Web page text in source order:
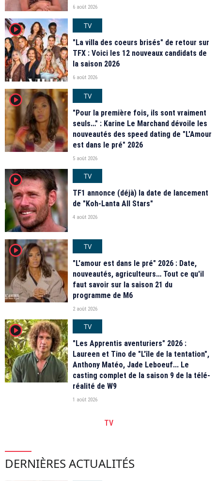
6 août 2026
player2
TV
"La villa des coeurs brisés" de retour sur
TFX : Voici les 12 nouveaux candidats de
la saison 2026
6 août 2026
player2
TV
"Pour la première fois, ils sont vraiment
seuls…" : Karine Le Marchand dévoile les
nouveautés des speed dating de "L'Amour
est dans le pré" 2026
5 août 2026
player2
TV
TF1 annonce (déjà) la date de lancement
de "Koh-Lanta All Stars"
4 août 2026
player2
TV
"L'amour est dans le pré" 2026 : Date,
nouveautés, agriculteurs… Tout ce qu'il
faut savoir sur la saison 21 du
programme de M6
2 août 2026
player2
TV
"Les Apprentis aventuriers" 2026 :
Laureen et Tino de "L'île de la tentation",
Anthony Matéo, Jade Leboeuf... Le
casting complet de la saison 9 de la télé-
réalité de W9
1 août 2026
TV
DERNIÈRES ACTUALITÉS